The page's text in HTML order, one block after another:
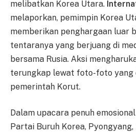
melibatkan Korea Utara.
melaporkan, pemimpin Korea
memberikan penghargaan luar
tentaranya yang berjuang di
bersama Rusia. Aksi
terungkap lewat foto-foto yang
pemerintah Korut.
Dalam upacara penuh
Partai Buruh Korea,